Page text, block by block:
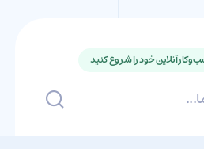
آنلاین خود را شروع کنید